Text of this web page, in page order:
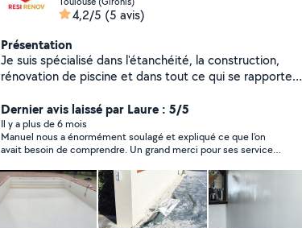
4,2/5 (5 avis)
Présentation
Je suis spécialisé dans l'étanchéité, la construction,
rénovation de piscine et dans tout ce qui se rapporte à
étanchéité toit terrasse) Avec plus de 20 ans
d'expérience dans une entreprise nationale de
renforcement de structure, étanchéité de chateau
d'eau et j'en passe... je suis à même de répondre à vos
besoins.
Dernier avis laissé par Laure : 5/5
Il y a plus de 6 mois
Manuel nous a énormément soulagé et expliqué ce que l’on
avait besoin de comprendre. Un grand merci pour ses services